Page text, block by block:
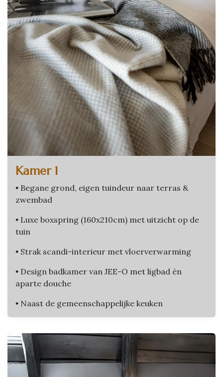
Kamer 1
• Begane grond, eigen tuindeur naar terras &
zwembad
• Luxe boxspring (160x210cm) met uitzicht op de
tuin
• Strak scandi-interieur met vloerverwarming
• Design badkamer van JEE-O met ligbad én
aparte douche
• Naast de gemeenschappelijke keuken